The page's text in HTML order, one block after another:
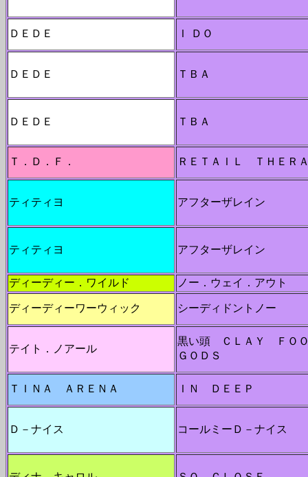
ＤＥＤＥ Ｉ ＤＯ
ＤＥＤＥ ＴＢＡ
ＤＥＤＥ ＴＢＡ
Ｔ．Ｄ．Ｆ． ＲＥＴＡＩＬ ＴＨＥＲ
ティティヨ アフターザレイン
ティティヨ アフターザレイン
ディーディー．ワイルド ノー．ウェイ．アウト
ディーディーワーウィック シーディドントノー
テイト．ノアール
黒い頭 ＣＬＡＹ ＦＯ
ＧＯＤＳ
ＴＩＮＡ ＡＲＥＮＡ ＩＮ ＤＥＥＰ
Ｄ－ナイス コールミーＤ－ナイス